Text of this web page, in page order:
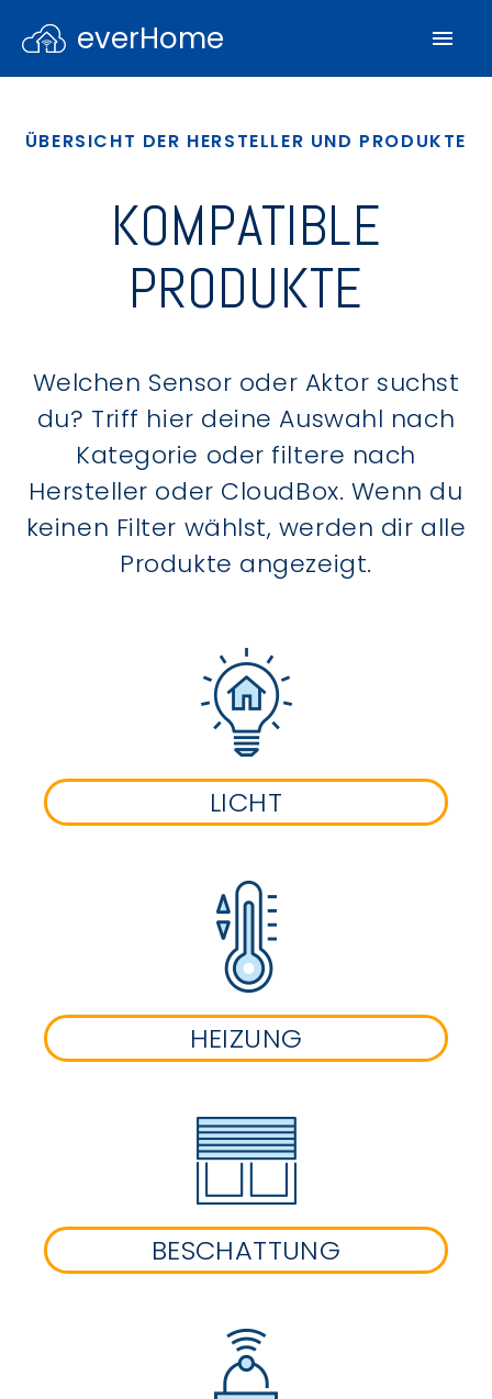
everHome
ÜBERSICHT DER HERSTELLER UND PRODUKTE
KOMPATIBLE
PRODUKTE
Welchen Sensor oder Aktor suchst
du? Triff hier deine Auswahl nach
Kategorie oder filtere nach
Hersteller oder CloudBox. Wenn du
keinen Filter wählst, werden dir alle
Produkte angezeigt.
LICHT
HEIZUNG
BESCHATTUNG